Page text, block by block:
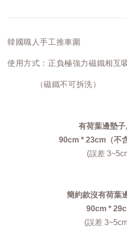
韓國職人手工推車圍
使用方式：正負極強力磁鐵相互
（磁鐵不可拆洗）
有荷葉邊墊
90cm * 23cm（不
(誤差
簡約款沒有荷葉
90cm *
(誤差 3~5cm